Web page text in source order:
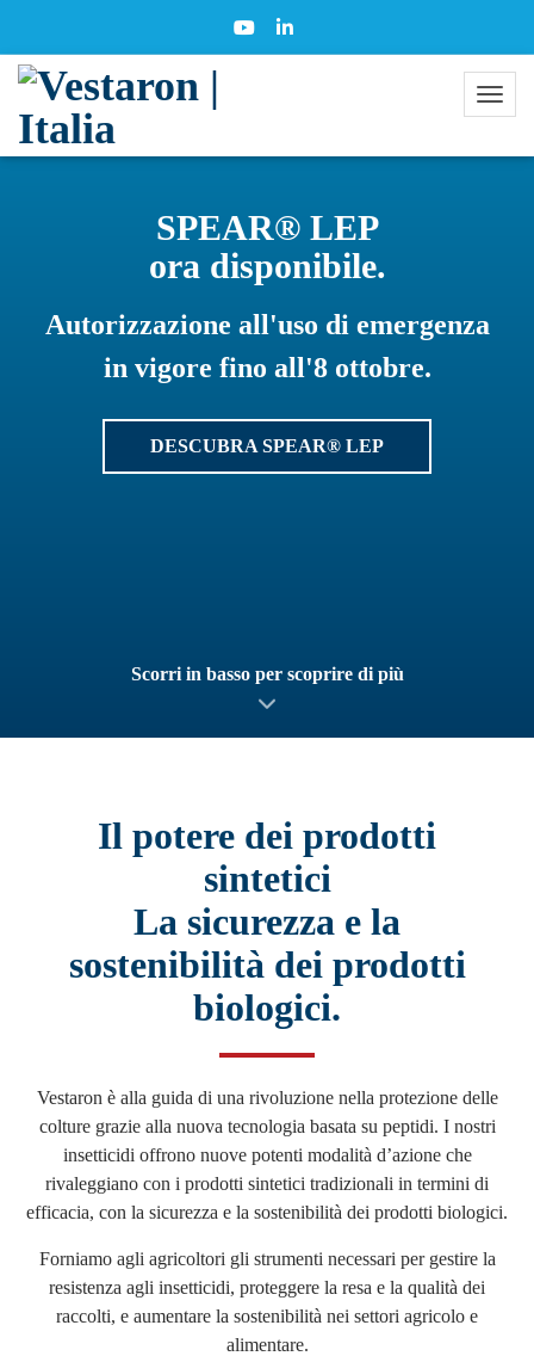
SPEAR® LEP
ora disponibile.
Autorizzazione all'uso di emergenza
in vigore fino all'8 ottobre.
DESCUBRA SPEAR® LEP
Scorri in basso per scoprire di più
Il potere dei prodotti
sintetici
La sicurezza e la
sostenibilità dei prodotti
biologici.
Vestaron è alla guida di una rivoluzione nella protezione delle
colture grazie alla nuova tecnologia basata su peptidi. I nostri
insetticidi offrono nuove potenti modalità d’azione che
rivaleggiano con i prodotti sintetici tradizionali in termini di
efficacia, con la sicurezza e la sostenibilità dei prodotti biologici.
Forniamo agli agricoltori gli strumenti necessari per gestire la
resistenza agli insetticidi, proteggere la resa e la qualità dei
raccolti, e aumentare la sostenibilità nei settori agricolo e
alimentare.